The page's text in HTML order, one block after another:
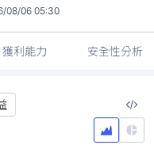
08/06 05:30
獲利能力 安全性分析